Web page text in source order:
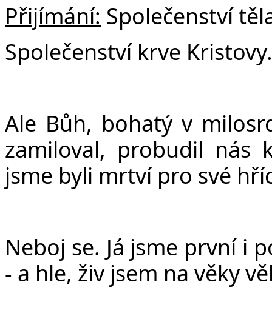
Přijímání: Společenství
Společenství krve Kristovy.
Ale Bůh, bohatý v
zamiloval, probudil nás
jsme byli mrtví pro své
Neboj se. Já jsme první i
- a hle, živ jsem na věky